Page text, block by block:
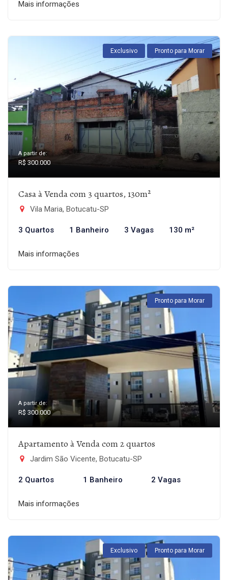
Mais informações
Exclusivo Pronto para Morar
A partir de:
R$ 300.000
Casa à Venda com 3 quartos, 130m²
Vila Maria, Botucatu-SP
3 Quartos 1 Banheiro 3 Vagas 130 m²
Mais informações
Pronto para Morar
A partir de:
R$ 300.000
Apartamento à Venda com 2 quartos
Jardim São Vicente, Botucatu-SP
2 Quartos 1 Banheiro 2 Vagas
Mais informações
Exclusivo Pronto para Morar